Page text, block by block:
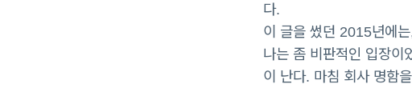
다.
이 글을 썼던 2015년에
나는 좀 비판적인 입장이
이 난다. 마침 회사 명함